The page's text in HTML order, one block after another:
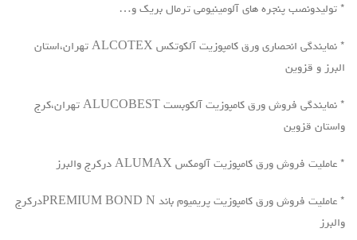
* تولیدونصب پنجره های آلومینیومی ترمال بریک و…
* نمایندگی انحصاری ورق کامپوزیت آلکوتکس ALCOTEX تهران،استان
البرز و قزوین
* نمایندگی فروش ورق کامپوزیت آلکوبست ALUCOBEST تهران،کرج
واستان قزوین
* عاملیت فروش ورق کامپوزیت آلومکس ALUMAX درکرج والبرز
* عاملیت فروش ورق کامپوزیت پریمیوم باند PREMIUM BOND Nدرکرج
والبرز